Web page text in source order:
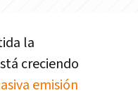
la
creciendo
emisión